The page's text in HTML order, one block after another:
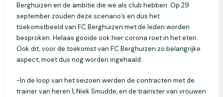
Berghuizen en de ambitie die we als club hebben. Op 29
september zouden deze scenario’s en dus het
toekomstbeeld van FC Berghuizen met de leden worden
besproken. Helaas gooide ook hier corona roet in het eten.
Ook dit, voor de toekomst van FC Berghuizen zo belangrijke
aspect, moet dus nog worden ingehaald.
-In de loop van het seizoen werden de contracten met de
trainer van heren 1, Niek Smudde, en de trainster van vrouwen